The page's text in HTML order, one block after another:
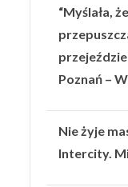
“Myślała,
Poznań –
Nie żyje
Intercity.